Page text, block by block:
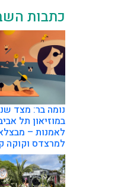
כתבות
נומה בר: מצד
במוזיאון תל
לאמנות –
למרצדס וקוקה